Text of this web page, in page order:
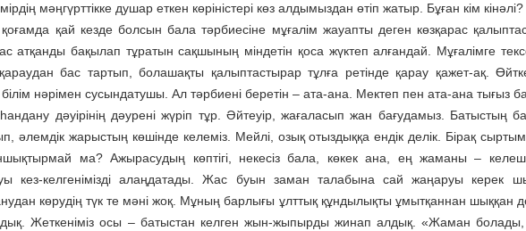
мәңгүрттікке душар еткен көріністері көз алдымыздан өтіп жатыр. Бұған кім кінәлі?
қай кезде болсын бала тәрбиесіне мұғалім жауапты деген көзқарас
атқанды бақылап тұратын сақшының міндетін қоса жүктеп алғандай. Мұғалімге
қараудан бас тартып, болашақты қалыптастырар тұлға ретінде қарау қажет-ақ.
нәрімен сусындатушы. Ал тәрбиені беретін – ата-ана. Мектеп пен ата-ана тығыз
дәуірінің дәурені жүріп тұр. Әйтеуір, жағаласып жан бағудамыз. Батыстың
әлемдік жарыстың көшінде келеміз. Мейлі, озық отыздыққа ендік делік. Бірақ
ма? Ажырасудың көптігі, некесіз бала, көкек ана, ең жаманы –
кез-келгенімізді алаңдатады. Жас буын заман талабына сай жаңаруы керек
көрудің түк те мәні жоқ. Мұның барлығы ұлттық құндылықты ұмытқаннан шыққан
Жеткеніміз осы – батыстан келген жын-жыпырды жинап алдық. «Жаман